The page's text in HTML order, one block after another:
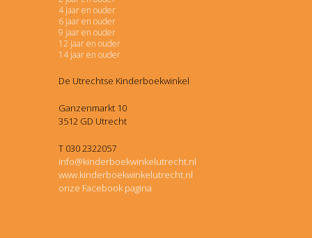
4 jaar en ouder
6 jaar en ouder
9 jaar en ouder
12 jaar en ouder
14 jaar en ouder
De Utrechtse Kinderboekwinkel
Ganzenmarkt 10
3512 GD Utrecht
T 030 2322057
info@kinderboekwinkelutrecht.nl
www.kinderboekwinkelutrecht.nl
onze Facebook pagina